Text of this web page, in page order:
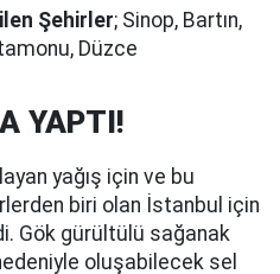
Şehirler; Sinop, Bartın,
Düzce
YAPTI!
yağış için ve bu
biri olan İstanbul için
Gök gürültülü sağanak
oluşabilecek sel